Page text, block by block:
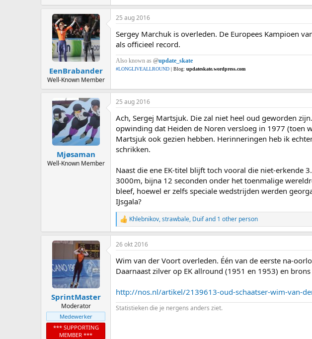
EenBrabander
Well-Known Member
25 aug 2016
Sergey Marchuk is overleden. De Europees Kampioen
als officieel record.
Also known as @update_skate
#LONGLIVEALLROUND | Blog: updateskate.wordpress.com
Mjøsaman
Well-Known Member
25 aug 2016
Ach, Sergej Martsjuk. Die zal niet heel oud geworden
opwinding dat Heiden de Noren versloeg in 1977 (toen
Martsjuk ook gezien hebben. Herinneringen heb ik
schrikken.
Naast die ene EK-titel blijft toch vooral die niet-erkende
3000m, bijna 12 seconden onder het toenmalige
bleef, hoewel er zelfs speciale wedstrijden werden
IJsgala?
R
e
a
c
i
o
:
Khlebnikov,strawbale, Duifand 1 other person
SprintMaster
Moderator
Medewerker
*** SUPPORTING
MEMBER ***
26 okt 2016
Wim van der Voort overleden. Één van de eerste na-
Daarnaast zilver op EK allround (1951 en 1953) en
http://nos.nl/artikel/2139613-oud-schaatser-wim-van-
Statistieken die je nergens anders ziet.